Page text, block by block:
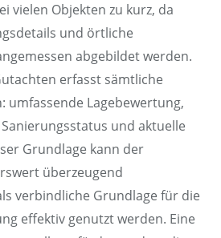
vielen Objekten zu kurz, da
und örtliche
abgebildet werden.
erfasst sämtliche
umfassende Lagebewertung,
und aktuelle
Grundlage kann der
überzeugend
verbindliche Grundlage für die
effektiv genutzt werden. Eine